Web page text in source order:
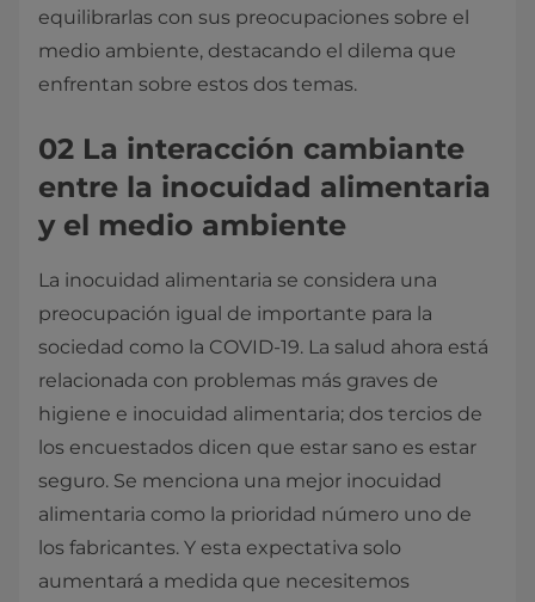
equilibrarlas con sus preocupaciones sobre el
medio ambiente, destacando el dilema que
enfrentan sobre estos dos temas.
02 La interacción cambiante
entre la inocuidad alimentaria
y el medio ambiente
La inocuidad alimentaria se considera una
preocupación igual de importante para la
sociedad como la COVID-19. La salud ahora está
relacionada con problemas más graves de
higiene e inocuidad alimentaria; dos tercios de
los encuestados dicen que estar sano es estar
seguro. Se menciona una mejor inocuidad
alimentaria como la prioridad número uno de
los fabricantes. Y esta expectativa solo
aumentará a medida que necesitemos